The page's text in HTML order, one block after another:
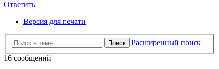
Ответить
Ответить
Версия для печати
Поиск
Расширенный поиск
16 сообщений